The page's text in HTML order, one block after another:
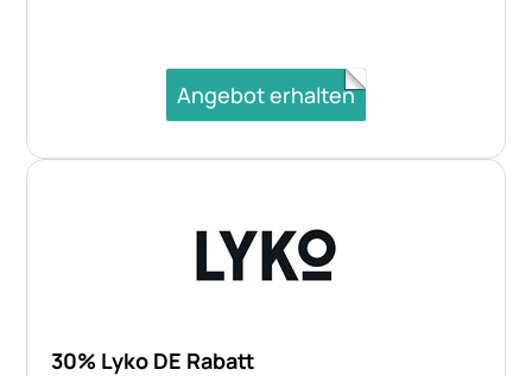
Angebot erhalten
30% Lyko DE Rabatt